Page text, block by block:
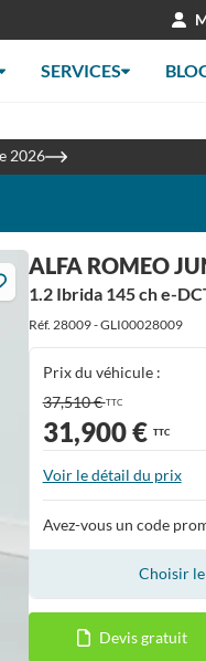
SERVICES
2026
ALFA ROMEO
1.2 Ibrida 145 ch e-
Réf. 28009 - GLI00028009
Prix du véhicule :
37,510 €TTC
31,900 € TTC
Voir le détail du prix
Avez-vous un code
Choisir
Devis gratuit